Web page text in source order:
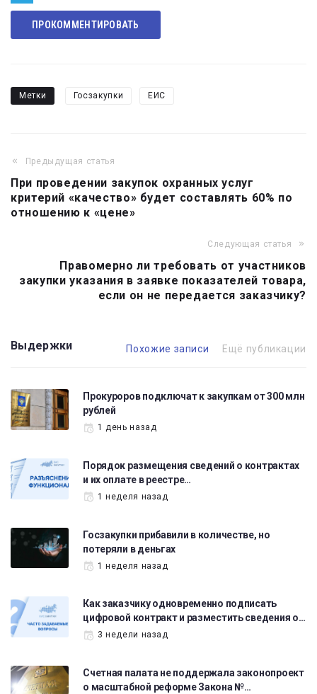
Telegram
ПРОКОММЕНТИРОВАТЬ
Метки Госзакупки ЕИС
Навигация
по
записям
Предыдущая статья
При проведении закупок охранных услуг
критерий «качество» будет составлять 60% по
отношению к «цене»
Следующая статья
Правомерно ли требовать от участников
закупки указания в заявке показателей товара,
если он не передается заказчику?
Выдержки Похожие записи Ещё публикации
Прокуроров подключат к закупкам от 300 млн
рублей
1 день назад
Порядок размещения сведений о контрактах
и их оплате в реестре…
1 неделя назад
Госзакупки прибавили в количестве, но
потеряли в деньгах
1 неделя назад
Как заказчику одновременно подписать
цифровой контракт и разместить сведения о…
3 недели назад
Счетная палата не поддержала законопроект
о масштабной реформе Закона №…